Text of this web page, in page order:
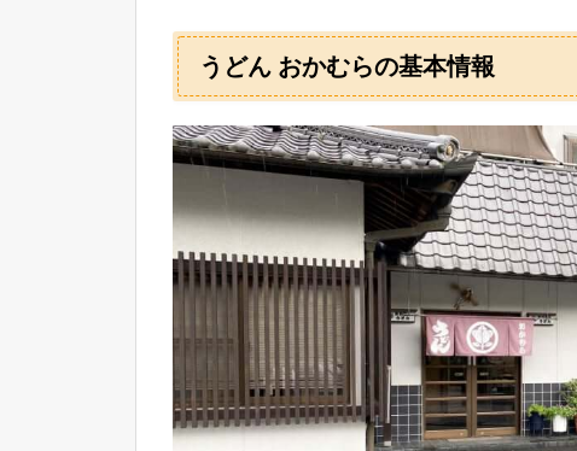
うどん おかむらの基本情報